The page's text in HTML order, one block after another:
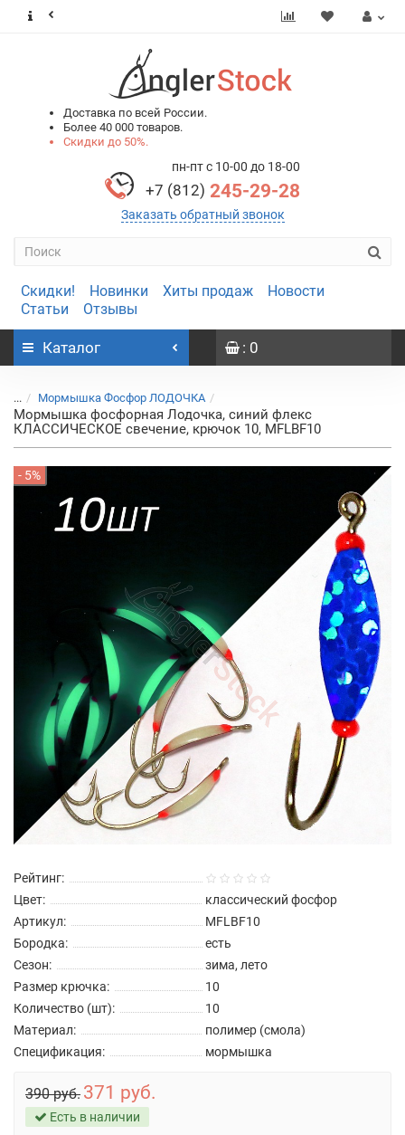
Доставка по всей России.
Более 40 000 товаров.
Скидки до 50%.
пн-пт с 10-00 до 18-00
+7 (812) 245-29-28
Заказать обратный звонок
Скидки! Новинки Хиты продаж
Новости
Статьи
Отзывы
Каталог : 0
... Мормышка Фосфор ЛОДОЧКА
Мормышка фосфорная Лодочка, синий флекс
КЛАССИЧЕСКОЕ свечение, крючок 10, MFLBF10
- 5%
Рейтинг:
Цвет:
классический фосфор
Артикул:
MFLBF10
Бородка:
есть
Сезон:
зима, лето
Размер крючка:
10
Количество (шт):
10
Материал:
полимер (смола)
Спецификация:
мормышка
390 руб. 371 руб.
Есть в наличии